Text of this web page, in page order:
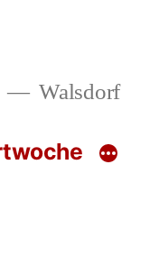
Walsdorf